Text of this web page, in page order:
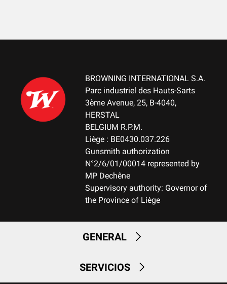
BROWNING INTERNATIONAL S.A.
Parc industriel des Hauts-Sarts
3ème Avenue, 25, B-4040,
HERSTAL
BELGIUM R.P.M.
Liège : BE0430.037.226
Gunsmith authorization
N°2/6/01/00014 represented by
MP Dechêne
Supervisory authority: Governor of
the Province of Liège
GENERAL
SERVICIOS